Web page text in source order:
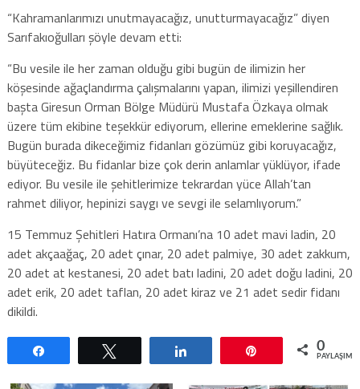
“Kahramanlarımızı unutmayacağız, unutturmayacağız” diyen
Sarıfakıoğulları şöyle devam etti:
“Bu vesile ile her zaman olduğu gibi bugün de ilimizin her
köşesinde ağaçlandırma çalışmalarını yapan, ilimizi yeşillendiren
başta Giresun Orman Bölge Müdürü Mustafa Özkaya olmak
üzere tüm ekibine teşekkür ediyorum, ellerine emeklerine sağlık.
Bugün burada dikeceğimiz fidanları gözümüz gibi koruyacağız,
büyüteceğiz. Bu fidanlar bize çok derin anlamlar yüklüyor, ifade
ediyor. Bu vesile ile şehitlerimize tekrardan yüce Allah’tan
rahmet diliyor, hepinizi saygı ve sevgi ile selamlıyorum.”
15 Temmuz Şehitleri Hatıra Ormanı’na 10 adet mavi ladin, 20
adet akçaağaç, 20 adet çınar, 20 adet palmiye, 30 adet zakkum,
20 adet at kestanesi, 20 adet batı ladini, 20 adet doğu ladini, 20
adet erik, 20 adet taflan, 20 adet kiraz ve 21 adet sedir fidanı
dikildi.
0